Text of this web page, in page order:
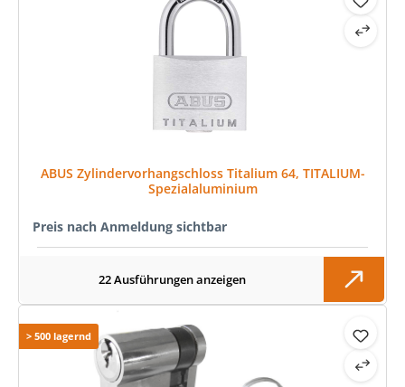
ABUS Zylindervorhangschloss Titalium 64, TITALIUM-
Spezialaluminium
Preis nach Anmeldung sichtbar
22 Ausführungen anzeigen
> 500 lagernd